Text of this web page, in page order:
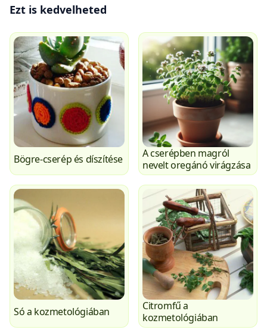
Ezt is kedvelheted
Bögre-cserép és díszítése
A cserépben magról
nevelt oregánó virágzása
Só a kozmetológiában
Citromfű a
kozmetológiában